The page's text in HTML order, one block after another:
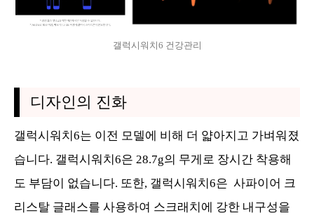
갤럭시워치6 건강관리
디자인의 진화
갤럭시워치6는 이전 모델에 비해 더 얇아지고 가벼워졌
습니다. 갤럭시워치6은 28.7g의 무게로 장시간 착용해
도 부담이 없습니다. 또한, 갤럭시워치6은 사파이어 크
리스탈 글래스를 사용하여 스크래치에 강한 내구성을